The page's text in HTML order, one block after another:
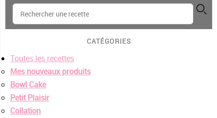
CATÉGORIES
Toutes les recettes
Mes nouveaux produits
Bowl Cake
Petit Plaisir
Collation